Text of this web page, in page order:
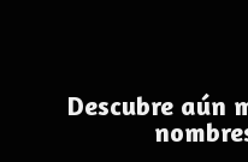
Descubre aún